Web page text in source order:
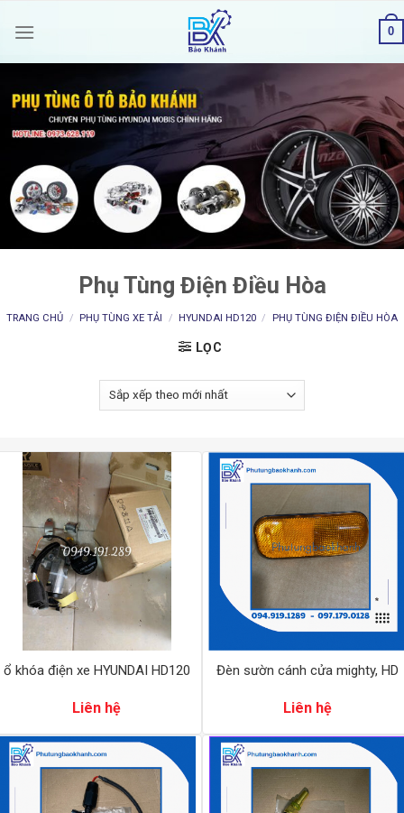
0
Phụ Tùng Điện Điều Hòa
TRANG CHỦ / PHỤ TÙNG XE TẢI / HYUNDAI HD120 / PHỤ TÙNG ĐIỆN ĐIỀU HÒA
LỌC
ổ khóa điện xe HYUNDAI HD120
Liên hệ
Đèn sườn cánh cửa mighty, HD
Liên hệ